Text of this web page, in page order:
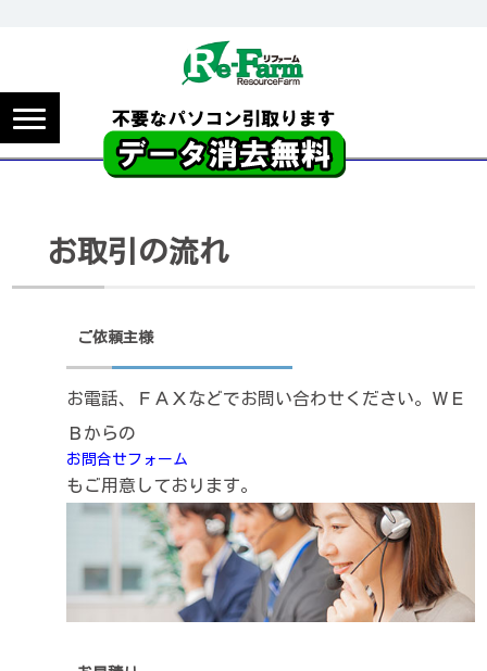
お取引の流れ
ご依頼主様
お電話、ＦＡＸなどでお問い合わせください。ＷＥ
Ｂからの
お問合せフォーム
もご用意しております。